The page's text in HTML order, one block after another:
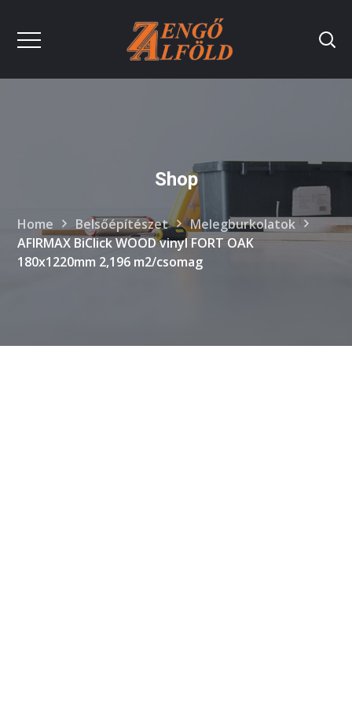
Shop
Home Belsőépítészet
Melegburkolatok
AFIRMAX BiClick WOOD vinyl FORT OAK
180x1220mm 2,196 m2/csomag